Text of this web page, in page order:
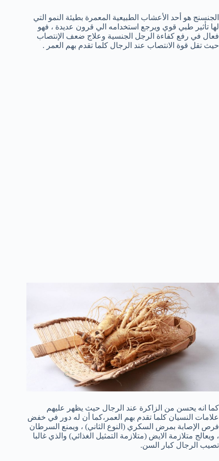
الجنسنج هو أحد الأعشاب الطبيعية المعمرة بطيئة النمو التي
لها تأثير طبي قوي ويرجع استخدامه الي قرون عديدة ، فهو
فعال في رفع كفاءة الرجل الجنسية وعلاج ضعف الإنتصاب
حيث تقل قوة الانتصاب عند الرجال كلما تقدم بهم العمر .
كما انه يحسن من الزاكرة عند الرجال حيث يظهر عليهم
علامات النسيان كلما تقدم بهم العمر،كما أن له دور في خفض
فرص الإصابة بمرض السكري (النوع الثاني) ، ويمنع السرطان
، ويعالج متلازمة الايض (متلازمة التمثيل الغذائي) والذي غالبا
تصيب الرجال كبار السن.